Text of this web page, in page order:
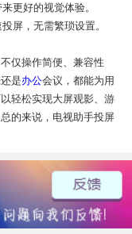
更好的视觉体验。
屏，无需繁琐设置。
仅操作简便、兼容性
是办公会议，都能为用
轻松实现大屏观影、游
的来说，电视助手投屏